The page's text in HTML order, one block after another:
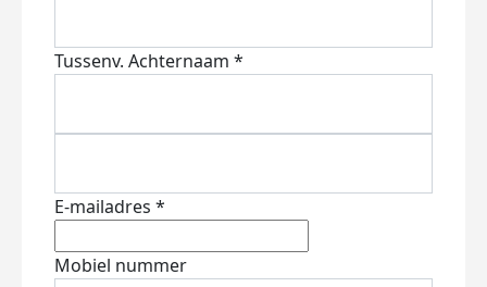
Tussenv. Achternaam *
E-mailadres *
Mobiel nummer